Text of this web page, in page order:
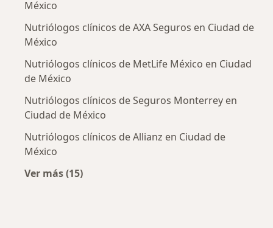
México
Nutriólogos clínicos de AXA Seguros en Ciudad de
México
Nutriólogos clínicos de MetLife México en Ciudad
de México
Nutriólogos clínicos de Seguros Monterrey en
Ciudad de México
Nutriólogos clínicos de Allianz en Ciudad de
México
Ver más (15)